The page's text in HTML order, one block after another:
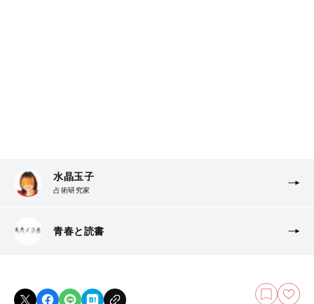
水晶玉子
占術研究家
青春と読書